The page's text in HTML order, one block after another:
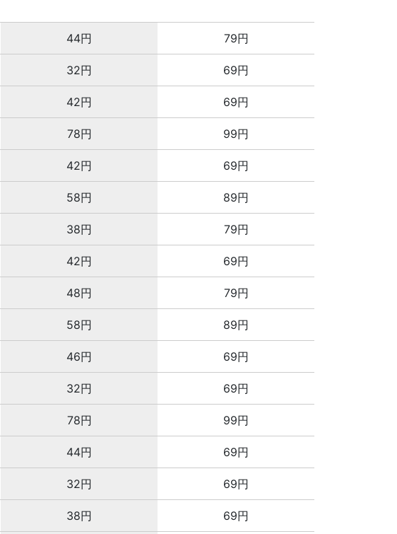
44円 79円
32円 69円
42円 69円
78円 99円
42円 69円
58円 89円
38円 79円
42円 69円
48円 79円
58円 89円
46円 69円
32円 69円
78円 99円
44円 69円
32円 69円
38円 69円